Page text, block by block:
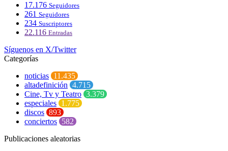
17.176 Seguidores
261 Seguidores
234 Suscriptores
22.116 Entradas
Síguenos en X/Twitter
Categorías
noticias 11.435
altadefinición 4.715
Cine, Tv y Teatro 3.379
especiales 1.775
discos 893
conciertos 582
Publicaciones aleatorias